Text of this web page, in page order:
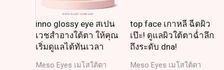
inno glossy eye สเปน
เวชสำอางใต้ตา ให้คุณ
เริ่มดูแลได้ทันเวลา
Meso Eyes เมโสใต้ตา
top face เกาหลี ฉีดผิว
เป๊ะ! ดูแลผิวใต้ตาฉ่ำลึก
ถึงระดับ dna!
Meso Eyes เมโสใต้ตา